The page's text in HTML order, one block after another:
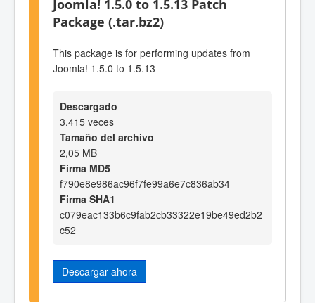
Joomla! 1.5.0 to 1.5.13 Patch
Package (.tar.bz2)
This package is for performing updates from
Joomla! 1.5.0 to 1.5.13
Descargado
3.415 veces
Tamaño del archivo
2,05 MB
Firma MD5
f790e8e986ac96f7fe99a6e7c836ab34
Firma SHA1
c079eac133b6c9fab2cb33322e19be49ed2b2
c52
Descargar ahora